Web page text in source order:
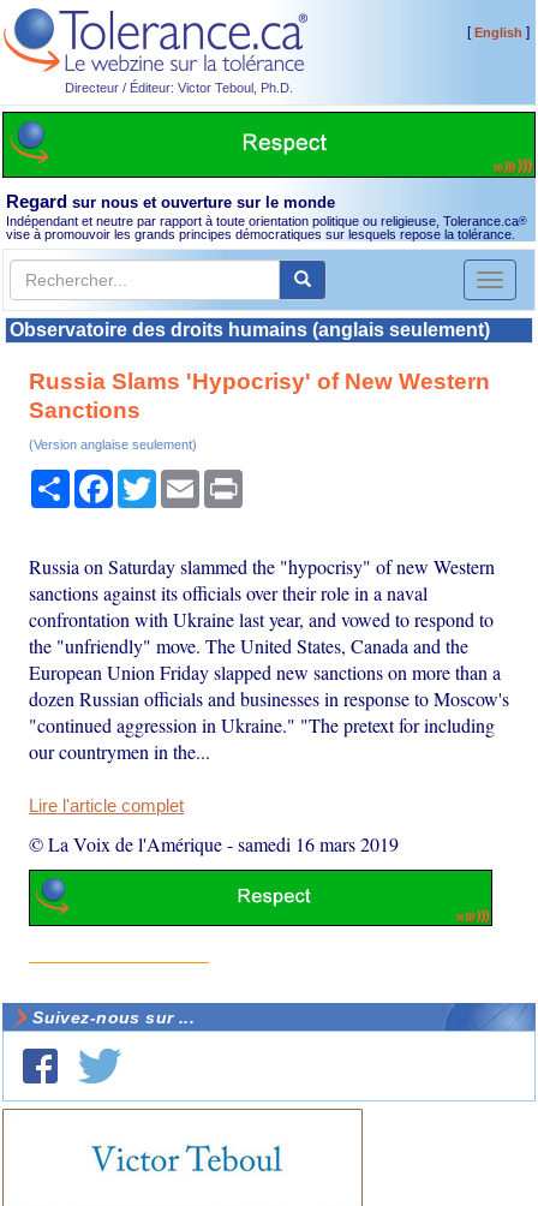
Directeur / Éditeur: Victor Teboul, Ph.D.
[English ]
Regard sur nous et ouverture sur le monde
Indépendant et neutre par rapport à toute orientation politique ou religieuse, Tolerance.ca®
vise à promouvoir les grands principes démocratiques sur lesquels repose la tolérance.
Toggle
Observatoire des droits humains (anglais seulement)
Russia Slams 'Hypocrisy' of New Western
Sanctions
(Version anglaise seulement)
PartagerFacebook
TwitterEmail
Russia on Saturday slammed the "hypocrisy" of new Western
sanctions against its officials over their role in a naval
confrontation with Ukraine last year, and vowed to respond to
the "unfriendly" move. The United States, Canada and the
European Union Friday slapped new sanctions on more than a
dozen Russian officials and businesses in response to Moscow's
"continued aggression in Ukraine." "The pretext for including
our countrymen in the...
Lire l'article complet
© La Voix de l'Amérique-samedi 16 mars 2019
Suivez-nous sur ...